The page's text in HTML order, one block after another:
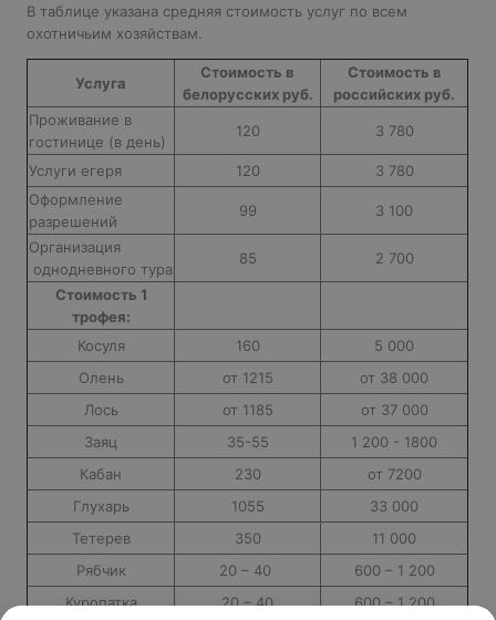
В таблице указана средняя стоимость услуг по всем
охотничьим хозяйствам.
Услуга
Стоимость в
белорусских руб.
Стоимость в
российских руб.
Проживание в
гостинице (в день)
120 3 780
Услуги егеря 120
3 780
Оформление
разрешений
99 3 100
Организация
однодневного тура
85 2 700
Стоимость 1
трофея:
Косуля
160
5 000
Олень
от 1215
от 38 000
Лось
от 1185
от 37 000
Заяц
35-55
1 200 - 1800
Кабан
230
от 7200
Глухарь
1055
33 000
Тетерев
350
11 000
Рябчик
20 – 40
600 – 1 200
Куропатка
20 – 40
600 – 1 200